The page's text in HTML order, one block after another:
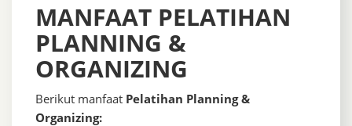
MANFAAT PELATIHAN
PLANNING &
ORGANIZING
Berikut manfaat Pelatihan Planning &
Organizing: